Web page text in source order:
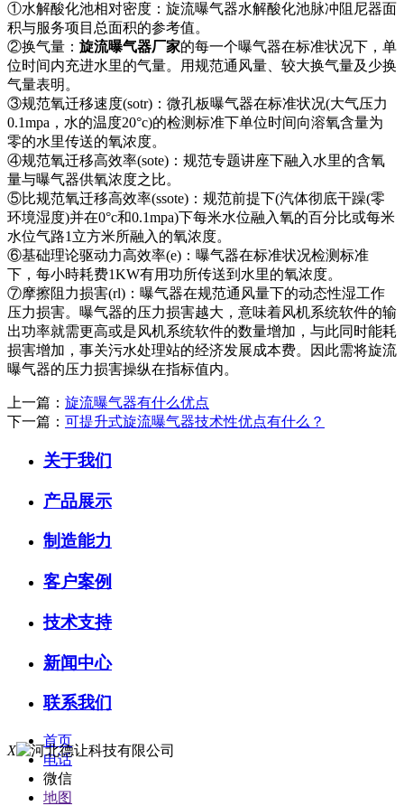
①水解酸化池相对密度：旋流曝气器水解酸化池脉冲阻尼器面
积与服务项目总面积的参考值。
②换气量： 旋流曝气器厂家的每一个曝气器在标准状况下，单
位时间内充进水里的气量。用规范通风量、较大换气量及少换
气量表明。
③规范氧迁移速度(sotr)：微孔板曝气器在标准状况(大气压力
0.1mpa，水的温度20°c)的检测标准下单位时间向溶氧含量为
零的水里传送的氧浓度。
④规范氧迁移高效率(sote)：规范专题讲座下融入水里的含氧
量与曝气器供氧浓度之比。
⑤比规范氧迁移高效率(ssote)：规范前提下(汽体彻底干躁(零
环境湿度)并在0°c和0.1mpa)下每米水位融入氧的百分比或每米
水位气路1立方米所融入的氧浓度。
⑥基础理论驱动力高效率(e)：曝气器在标准状况检测标准
下，每小時耗费1KW有用功所传送到水里的氧浓度。
⑦摩擦阻力损害(rl)：曝气器在规范通风量下的动态性湿工作
压力损害。曝气器的压力损害越大，意味着风机系统软件的输
出功率就需更高或是风机系统软件的数量增加，与此同时能耗
损害增加，事关污水处理站的经济发展成本费。因此需将旋流
曝气器的压力损害操纵在指标值内。
上一篇： 旋流曝气器有什么优点
下一篇： 可提升式旋流曝气器技术性优点有什么？
关于我们
产品展示
制造能力
客户案例
技术支持
新闻中心
联系我们
首页
电话
微信
地图
X